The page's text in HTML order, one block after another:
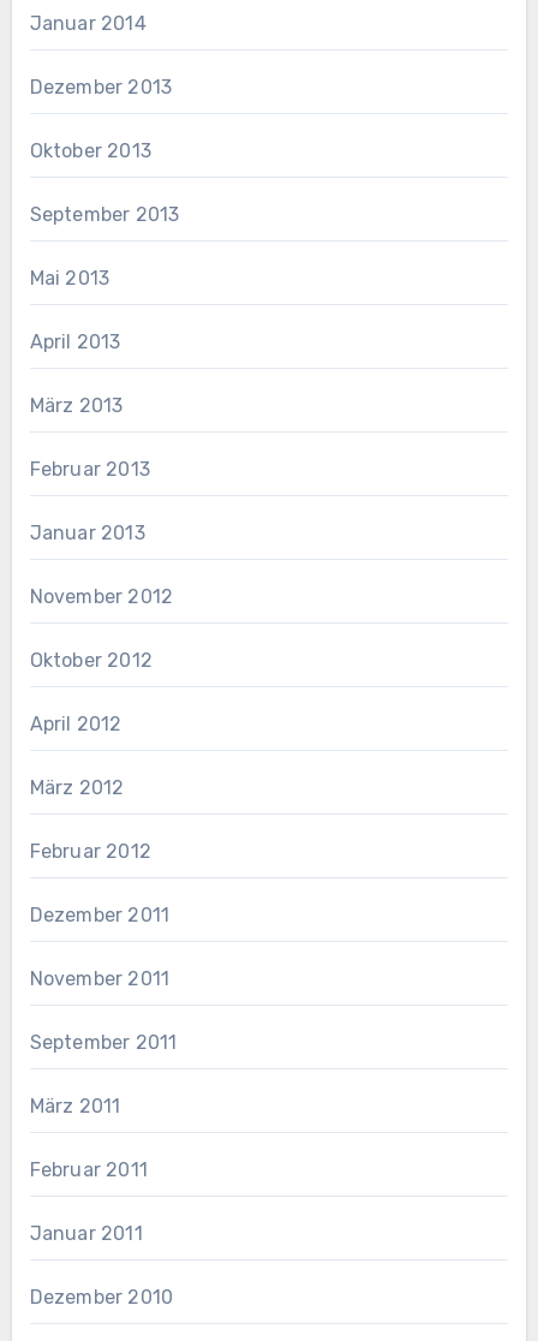
Januar 2014
Dezember 2013
Oktober 2013
September 2013
Mai 2013
April 2013
März 2013
Februar 2013
Januar 2013
November 2012
Oktober 2012
April 2012
März 2012
Februar 2012
Dezember 2011
November 2011
September 2011
März 2011
Februar 2011
Januar 2011
Dezember 2010